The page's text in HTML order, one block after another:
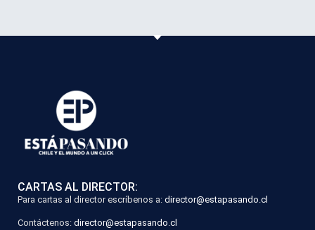
CARTAS AL DIRECTOR:
Para cartas al director escríbenos a: director@estapasando.cl
Contáctenos: director@estapasando.cl